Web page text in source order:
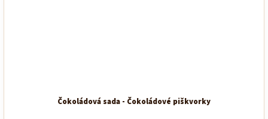
Čokoládová sada - Čokoládové piškvorky